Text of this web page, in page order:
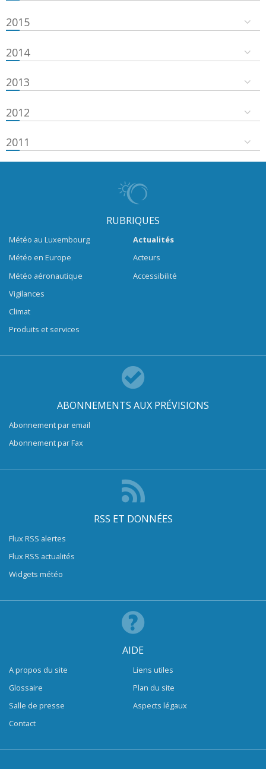
2015
2014
2013
2012
2011
RUBRIQUES
Météo au Luxembourg
Météo en Europe
Météo aéronautique
Vigilances
Climat
Produits et services
Actualités
Acteurs
Accessibilité
ABONNEMENTS AUX PRÉVISIONS
Abonnement par email
Abonnement par Fax
RSS ET DONNÉES
Flux RSS alertes
Flux RSS actualités
Widgets météo
AIDE
A propos du site
Glossaire
Salle de presse
Contact
Liens utiles
Plan du site
Aspects légaux